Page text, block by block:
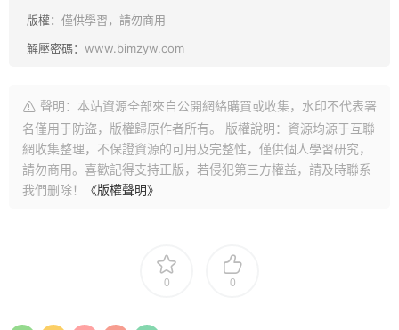
版權： 僅供學習，請勿商用
解壓密碼： www.bimzyw.com
聲明：本站資源全部來自公開網絡購買或收集，水印不代表署
名僅用于防盜，版權歸原作者所有。 版權說明：資源均源于互聯
網收集整理，不保證資源的可用及完整性，僅供個人學習研究，
請勿商用。喜歡記得支持正版，若侵犯第三方權益，請及時聯系
我們删除！
《版權聲明》
0 0